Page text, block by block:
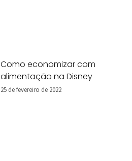
Como economizar com
alimentação na Disney
25 de fevereiro de 2022